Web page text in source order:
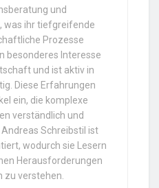
und
was ihr tiefgreifende
Prozesse
besonderes Interesse
und ist aktiv in
Diese Erfahrungen
ein, die komplexe
verständlich und
Schreibstil ist
wodurch sie Lesern
Herausforderungen
zu verstehen.